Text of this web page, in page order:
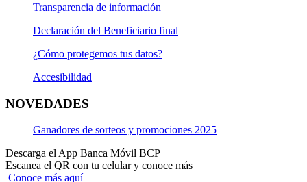
Cartilla Informativa Cuenta Sueldo BCP
Cartilla Informativa Cuenta CTS (última actualización 01/09/
Transparencia de información
Declaración del Beneficiario final
¿Cómo protegemos tus datos?
Accesibilidad
NOVEDADES
Ganadores de sorteos y promociones 2025
Descarga el App Banca Móvil BCP
Escanea el QR con tu celular y conoce más
Conoce más aquí